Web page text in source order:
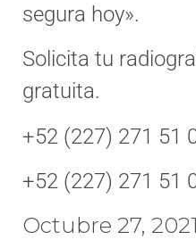
segura hoy».
Solicita tu
gratuita.
+52 (227) 271 51
+52 (227) 271 51
Octubre 27, 2021